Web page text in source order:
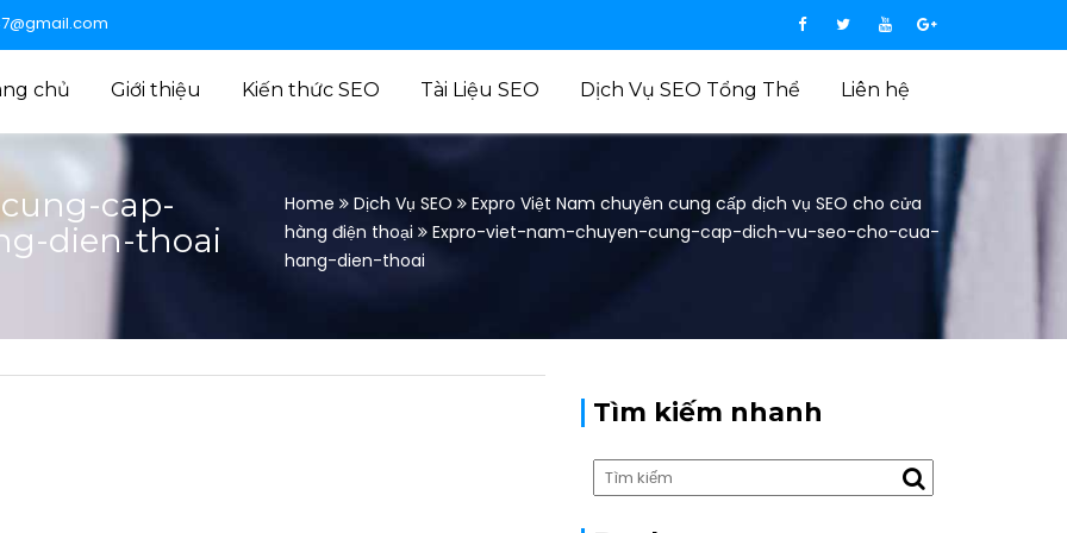
chủ Giới thiệu Kiến thức SEO Tài Liệu SEO Dịch Vụ SEO Tổng Thể Liên hệ
cap-
dien-thoai
Home Dịch Vụ SEO
Expro Việt Nam chuyên cung cấp dịch vụ SEO cho cửa
hàng điện thoại
Expro-viet-nam-chuyen-cung-cap-dich-vu-seo-cho-cua-
hang-dien-thoai
Tìm kiếm nhanh